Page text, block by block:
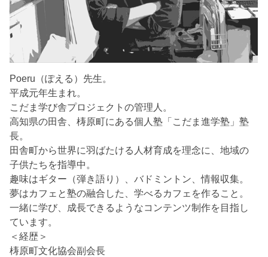
Poeru（ぽえる）先生。
平成元年生まれ。
こだま学び舎プロジェクトの管理人。
高知県の田舎、梼原町にある個人塾「こだま進学塾」塾
長。
田舎町から世界に羽ばたける人材育成を理念に、地域の
子供たちを指導中。
趣味はギター（弾き語り）、バドミントン、情報収集。
夢はカフェと塾の融合した、学べるカフェを作ること。
一緒に学び、成長できるようなコンテンツ制作を目指し
ています。
＜経歴＞
梼原町文化協会副会長